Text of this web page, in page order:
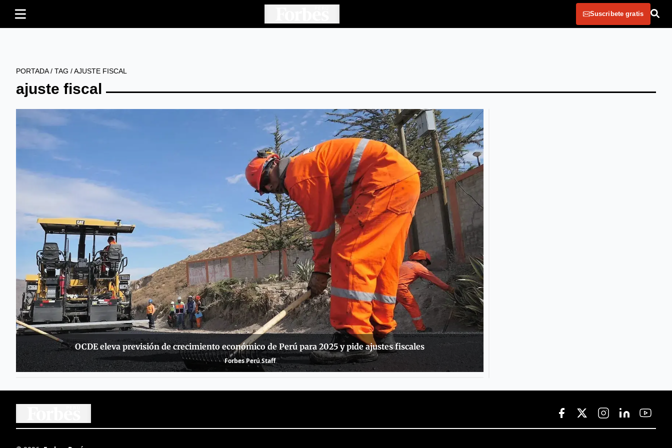
Suscribete gratis
PORTADA/ TAG /AJUSTE FISCAL
ajuste fiscal
OCDE eleva previsión de crecimiento económico de Perú para 2025 y pide ajustes fiscales
Forbes Perú Staff